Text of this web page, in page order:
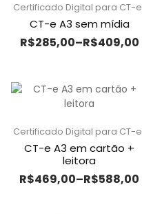
Certificado Digital para CT-e
CT-e A3 sem mídia
R$285,00–R$409,00
Certificado Digital para CT-e
CT-e A3 em cartão +
leitora
R$469,00–R$588,00